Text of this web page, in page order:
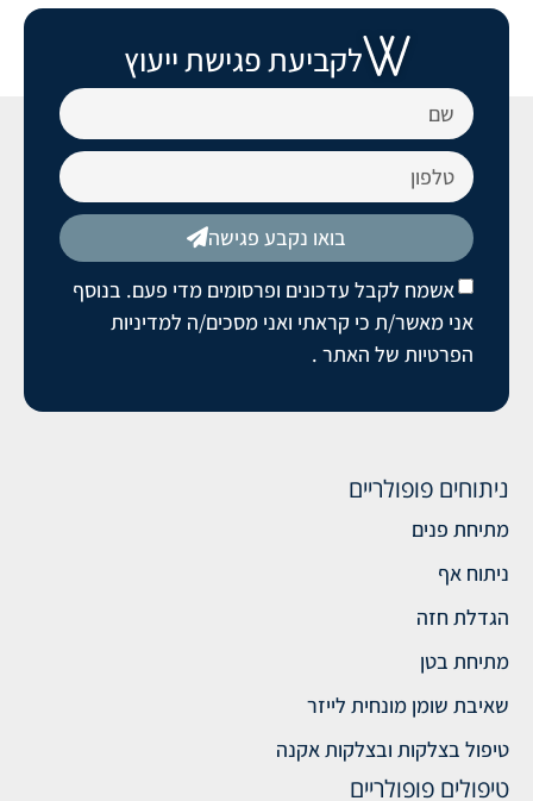
לקביעת פגישת ייעוץ
אשמח לקבל עדכונים ופרסומים מדי פעם. בנוסף
אני מאשר/ת כי קראתי ואני מסכים/ה למדיניות
הפרטיות של האתר .
בואו נקבע פגישה
ניתוחים פופולריים
מתיחת פנים
ניתוח אף
הגדלת חזה
מתיחת בטן
שאיבת שומן מונחית לייזר
טיפול בצלקות ובצלקות אקנה
טיפולים פופולריים